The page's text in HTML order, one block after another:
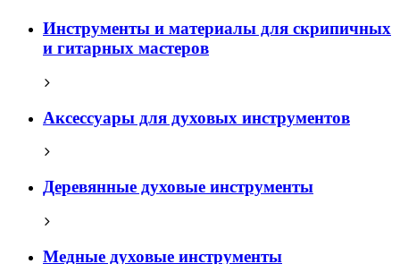
Инструменты и материалы для скрипичных
и гитарных мастеров
Аксессуары для духовых инструментов
Деревянные духовые инструменты
Медные духовые инструменты